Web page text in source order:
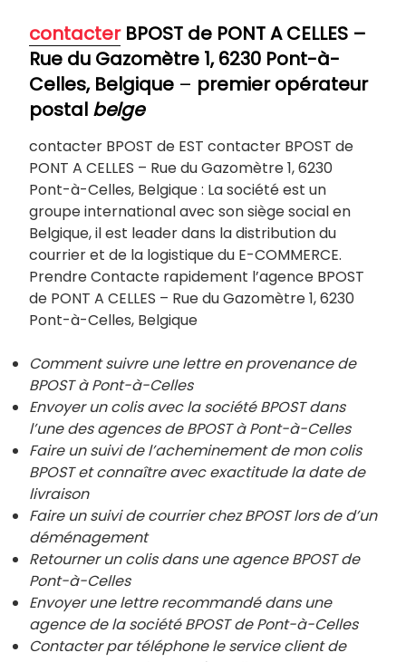
contacterBPOST de PONT A CELLES –
Rue du Gazomètre 1, 6230 Pont-à-
Celles, Belgique – premier opérateur
postal belge
contacter BPOST de EST contacter BPOST de
PONT A CELLES – Rue du Gazomètre 1, 6230
Pont-à-Celles, Belgique : La société est un
groupe international avec son siège social en
Belgique, il est leader dans la distribution du
courrier et de la logistique du E-COMMERCE.
Prendre Contacte rapidement l’agence BPOST
de PONT A CELLES – Rue du Gazomètre 1, 6230
Pont-à-Celles, Belgique
Comment suivre une lettre en provenance de
BPOST à Pont-à-Celles
Envoyer un colis avec la société BPOST dans
l’une des agences de BPOST àPont-à-Celles
Faire un suivi de l’acheminement de mon colis
BPOST et connaître avec exactitude la date de
livraison
Faire un suivi de courrier chez BPOST lors de d’un
déménagement
Retourner un colis dans une agence BPOST de
Pont-à-Celles
Envoyer une lettre recommandé dans une
agence de la société BPOST dePont-à-Celles
Contacter par téléphone le service client de